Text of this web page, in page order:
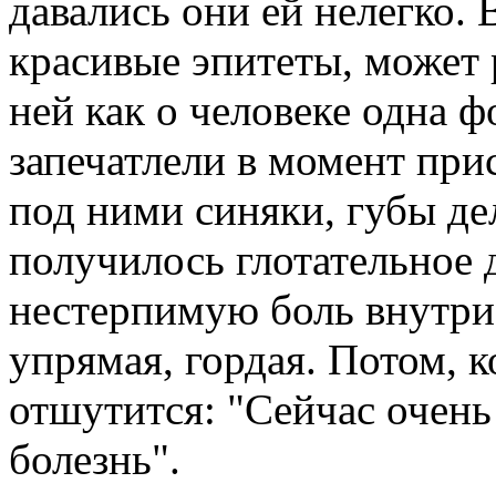
давались они ей
красивые эпитеты, может
ней как о человеке одна
запечатлели в момент
под ними синяки, губы
получилось
нестерпимую боль
упрямая, гордая. Потом,
отшутится: "Сейчас
болезнь".